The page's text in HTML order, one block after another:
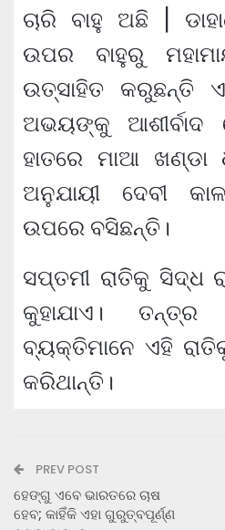
ଚାରି ବାହୁ ଅଛି |
ଉପର ବାହୁରୁ
ଉତ୍ସାହିତ କରୁଛନ୍ତି
ଅଭୟଙ୍କୁ ଆଶୀର୍ବାଦ
ହାତରେ ମାଆ ଖଣ୍ଡା
ଅନୁଯାୟୀ ଦେବୀ
ଉପରେ ବସିଛନ୍ତି।
ସପ୍ତମୀ ରାତିକୁ ସିଦ୍ଧ
କୁହାଯାଏ। ତନ୍ତ୍ର
ବ୍ୟକ୍ତିମାନେ ଏହି
କରିଥାନ୍ତି।
PREV POST
ହେଙ୍ଗୁ ଏବେ ଭାରତରେ ଚାଷ
ହେବ; କାହିଁକି ଏହା ଗୁରୁତ୍ବପୂର୍ଣ୍ଣ